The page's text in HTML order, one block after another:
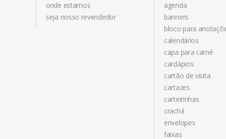
onde estamos
seja nosso revendedor
agenda
banners
bloco para
calendários
capa para carnê
cardápios
cartão de visita
cartazes
carteirinhas
crachá
envelopes
faixas